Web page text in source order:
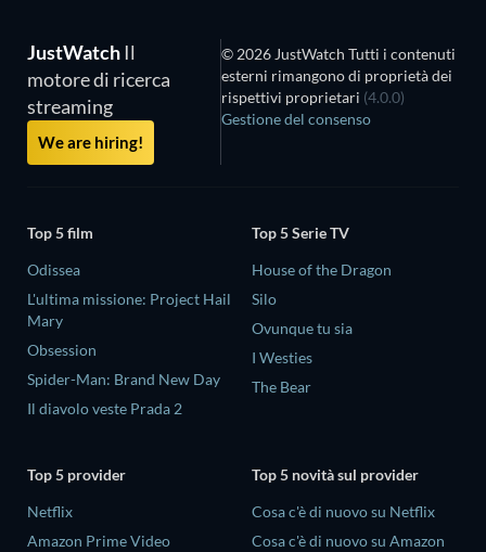
JustWatch Il
motore di ricerca
streaming
We are hiring!
© 2026 JustWatch Tutti i contenuti
esterni rimangono di proprietà dei
rispettivi proprietari (4.0.0)
Gestione del consenso
Top 5 film
Odissea
L'ultima missione: Project Hail
Mary
Obsession
Spider-Man: Brand New Day
Il diavolo veste Prada 2
Top 5 Serie TV
House of the Dragon
Silo
Ovunque tu sia
I Westies
The Bear
Top 5 provider
Netflix
Amazon Prime Video
Top 5 novità sul provider
Cosa c'è di nuovo su Netflix
Cosa c'è di nuovo su Amazon